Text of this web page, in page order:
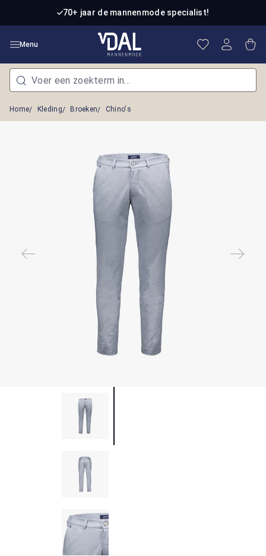
Ga naar de hoofdinhoud70+ jaar de mannenmode specialist!
Menu Je hebt 0
Home Kleding Broeken Chino's